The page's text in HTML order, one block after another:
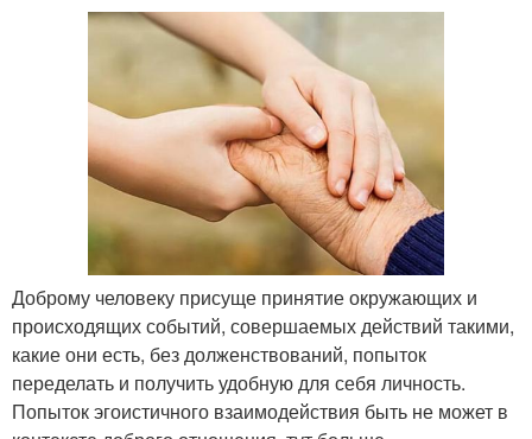
Доброму человеку присуще принятие окружающих и
происходящих событий, совершаемых действий такими,
какие они есть, без долженствований, попыток
переделать и получить удобную для себя личность.
Попыток эгоистичного взаимодействия быть не может в